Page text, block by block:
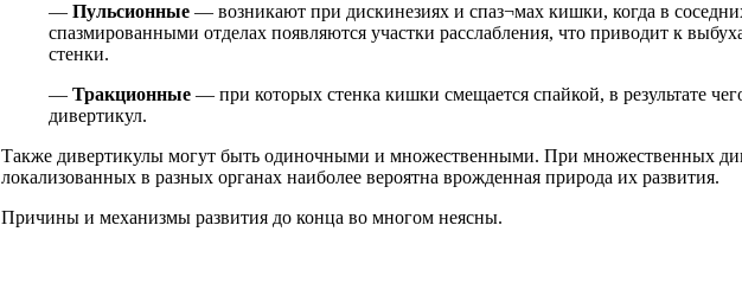
— Пульсионные — возникают при дискинезиях и спаз¬мах кишки, когда в
спазмированными отделах появляются участки расслабления, что приводит к
стенки.
— Тракционные — при которых стенка кишки смещается спайкой, в результате
дивертикул.
Также дивертикулы могут быть одиночными и множественными. При множественных
локализованных в разных органах наиболее вероятна врожденная природа их развития.
Причины и механизмы развития до конца во многом неясны.